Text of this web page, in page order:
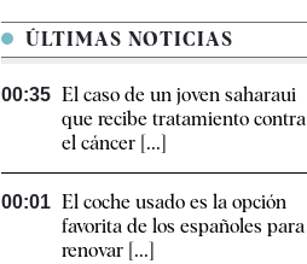
ÚLTIMAS NOTICIAS
00:35 El caso de un joven saharaui
que recibe tratamiento contra
el cáncer [...]
00:01 El coche usado es la opción
favorita de los españoles para
renovar [...]